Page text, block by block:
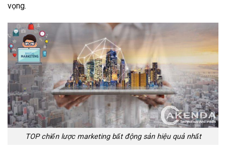
vọng.
TOP chiến lược marketing bất động sản hiệu quả nhất